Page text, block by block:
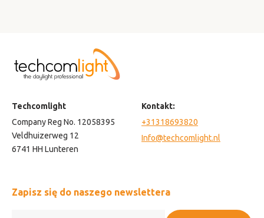
Techcomlight
Company Reg No. 12058395
Veldhuizerweg 12
6741 HH Lunteren
Kontakt:
+31318693820
Info@techcomlight.nl
Zapisz się do naszego newslettera